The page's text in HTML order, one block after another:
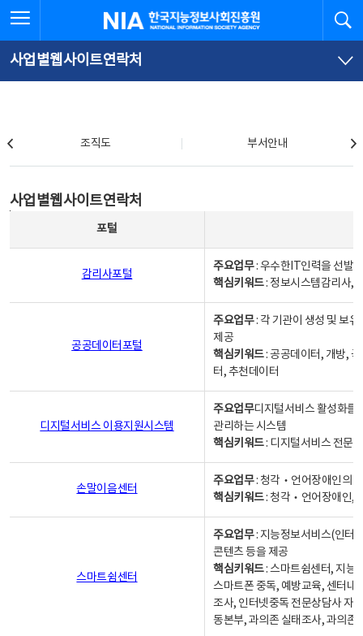
문
로
가
체
뉴
바
가
한국지능정보사회진흥원
사업별웹사이트연락처
조직도 부서안내
사업별웹사이트연락처
포털
감리사포털
주요업무: 우수한IT인력을 선발
핵심키워드: 정보시스템감리사,
공공데이터포털
주요업무: 각 기관이 생성 및 보
제공
핵심키워드: 공공데이터, 개방,
터, 추천데이터
디지털서비스 이용지원시스템
주요업무디지털서비스 활성화를
관리하는 시스템
핵심키워드: 디지털서비스 전문
손말이음센터
주요업무: 청각‧언어장애인의
핵심키워드: 청각‧언어장애인,
스마트쉼센터
주요업무: 지능정보서비스(인터
콘텐츠 등을 제공
핵심키워드: 스마트쉼센터, 지능
스마트폰 중독, 예방교육, 센터내
조사, 인터넷중독 전문상담사 자
동본부, 과의존 실태조사, 과의존